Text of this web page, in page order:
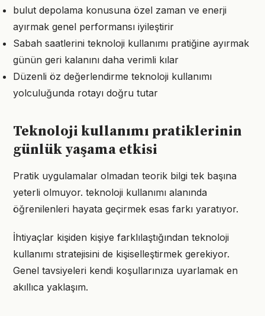
bulut depolama konusuna özel zaman ve enerji
ayırmak genel performansı iyileştirir
Sabah saatlerini teknoloji kullanımı pratiğine ayırmak
günün geri kalanını daha verimli kılar
Düzenli öz değerlendirme teknoloji kullanımı
yolculuğunda rotayı doğru tutar
Teknoloji kullanımı pratiklerinin
günlük yaşama etkisi
Pratik uygulamalar olmadan teorik bilgi tek başına
yeterli olmuyor. teknoloji kullanımı alanında
öğrenilenleri hayata geçirmek esas farkı yaratıyor.
İhtiyaçlar kişiden kişiye farklılaştığından teknoloji
kullanımı stratejisini de kişiselleştirmek gerekiyor.
Genel tavsiyeleri kendi koşullarınıza uyarlamak en
akıllıca yaklaşım.